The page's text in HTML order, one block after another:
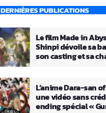
DERNIÈRES PUBLICATIONS
Le film Made in
Shinpi dévoile sa
son casting et sa
L’anime Dara-san
une vidéo sans
ending spécial «